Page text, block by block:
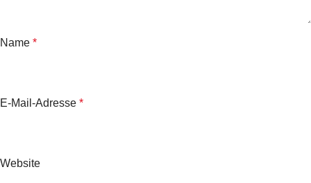
Name *
E-Mail-Adresse *
Website